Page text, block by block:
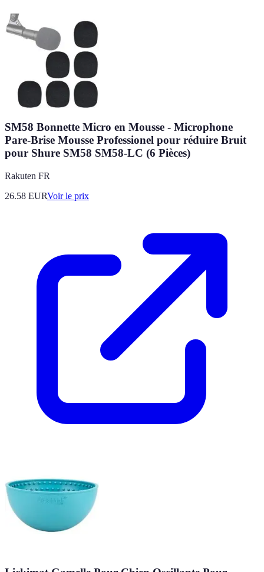
SM58 Bonnette Micro en Mousse - Microphone
Pare-Brise Mousse Professionel pour réduire Bruit
pour Shure SM58 SM58-LC (6 Pièces)
Rakuten FR
26.58 EURVoir le prix